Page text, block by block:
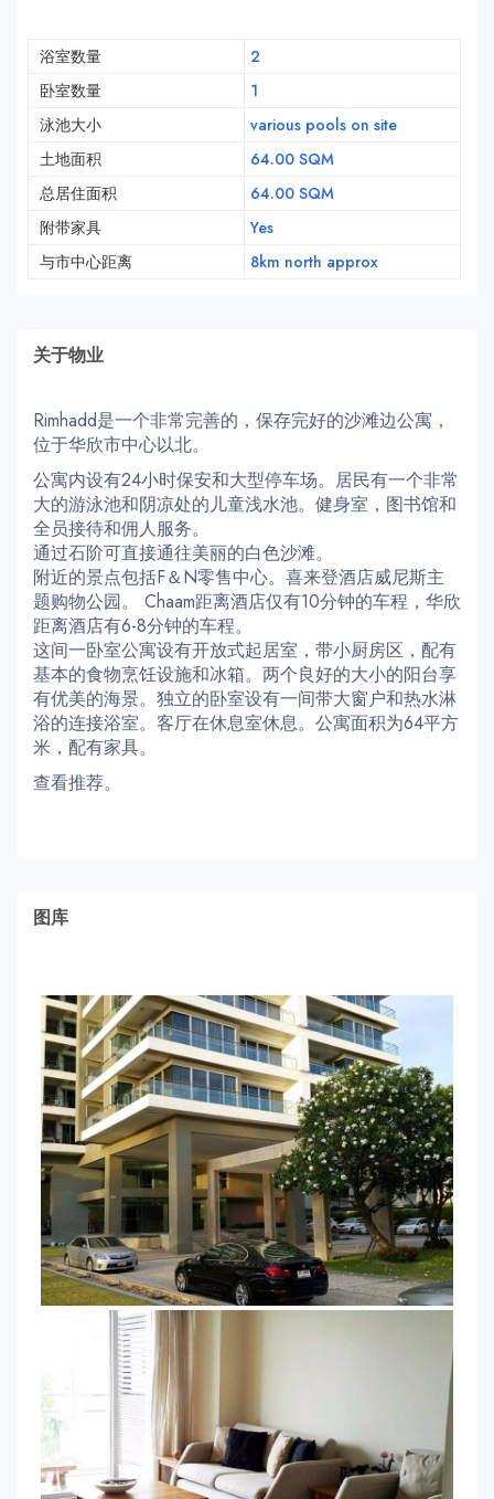
浴室数量
2
卧室数量
1
泳池大小
various pools on site
土地面积
64.00 SQM
总居住面积
64.00 SQM
附带家具
Yes
与市中心距离
8km north approx
关于物业
Rimhadd是一个非常完善的，保存完好的沙滩边公寓，
位于华欣市中心以北。
公寓内设有24小时保安和大型停车场。居民有一个非常
大的游泳池和阴凉处的儿童浅水池。健身室，图书馆和
全员接待和佣人服务。
通过石阶可直接通往美丽的白色沙滩。
附近的景点包括F＆N零售中心。喜来登酒店威尼斯主
题购物公园。 Chaam距离酒店仅有10分钟的车程，华欣
距离酒店有6-8分钟的车程。
这间一卧室公寓设有开放式起居室，带小厨房区，配有
基本的食物烹饪设施和冰箱。两个良好的大小的阳台享
有优美的海景。独立的卧室设有一间带大窗户和热水淋
浴的连接浴室。客厅在休息室休息。公寓面积为64平方
米，配有家具。
查看推荐。
图库